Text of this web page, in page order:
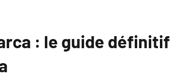
: le guide